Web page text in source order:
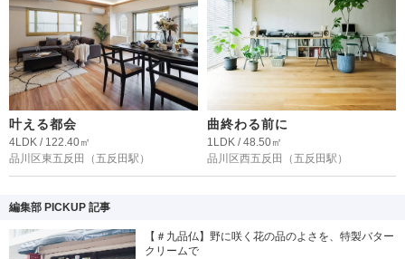
叶える都会
4LDK / 122.40㎡
品川区東五反田
（五反田駅）
曲終わる前に
1LDK / 48.50㎡
品川区西五反田
（五反田駅）
編集部 PICKUP 記事
【＃九品仏】野に咲く花の品のよさを、特製バター
クリームで